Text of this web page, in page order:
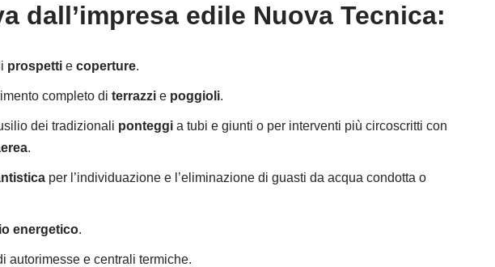
dall’impresa edile Nuova Tecnica:
prospetti e coperture.
completo di terrazzi e poggioli.
dei tradizionali ponteggi a tubi e giunti o per interventi più circoscritti con
.
per l’individuazione e l’eliminazione di guasti da acqua condotta o
energetico.
autorimesse e centrali termiche.